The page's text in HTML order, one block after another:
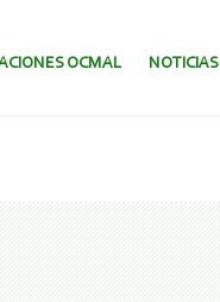
OCMAL NOTICIAS